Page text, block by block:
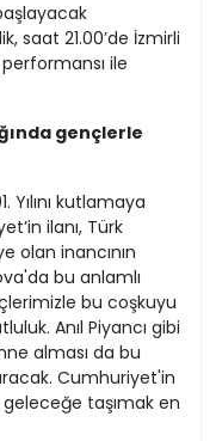
saat 21.00’de İzmirli
performansı ile
gençlerle
Yılını kutlamaya
ilanı, Türk
olan inancının
bu anlamlı
bu coşkuyu
Anıl Piyancı gibi
alması da bu
Cumhuriyet'in
geleceğe taşımak en